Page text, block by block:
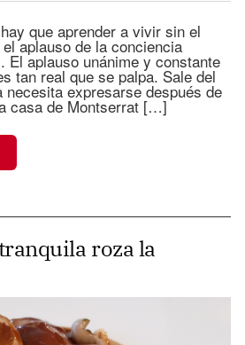
que aprender a vivir sin el
aplauso de la conciencia
El aplauso unánime y constante
tan real que se palpa. Sale del
necesita expresarse después de
casa de Montserrat […]
roza la